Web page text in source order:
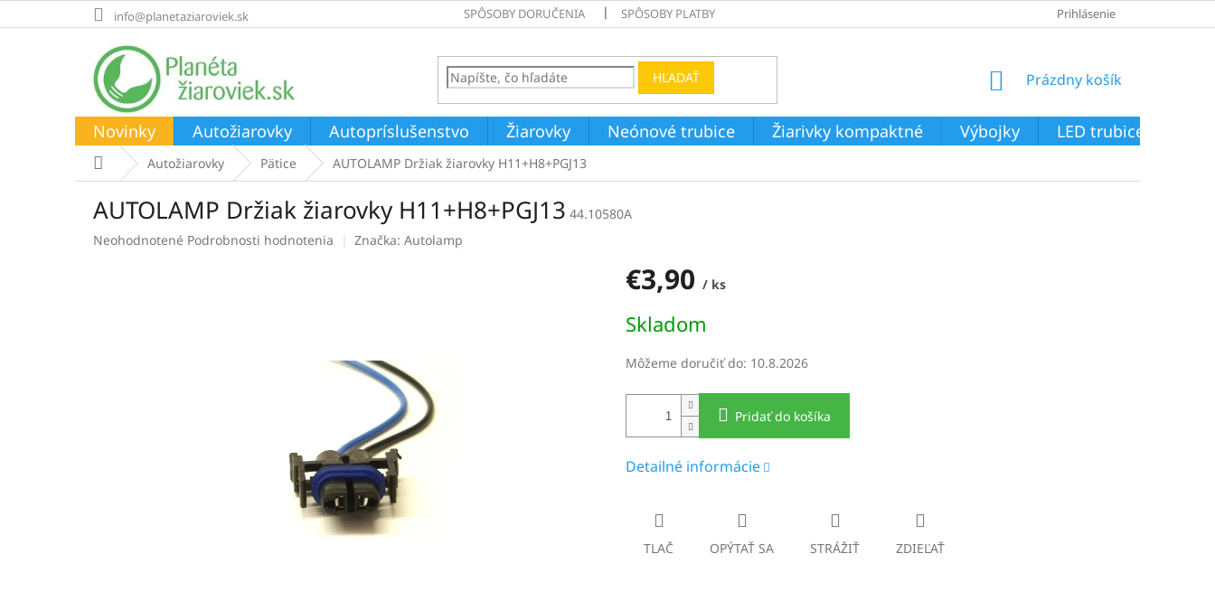
na
info@planetaziaroviek.sk SPÔSOBY DORUČENIA SPÔSOBY PLATBY Prihlásenie
HĽADAŤ
NÁKUPNÝ
Prázdny košík
Novinky Autožiarovky Autopríslušenstvo Žiarovky Neónové trubice Žiarivky kompaktné Výbojky LED trubice
DomovAutožiarovky Pätice AUTOLAMP Držiak žiarovky H11+H8+PGJ13
AUTOLAMP Držiak žiarovky H11+H8+PGJ13 44.10580A
Priemerné
Neohodnotené Podrobnosti hodnotenia Značka: Autolamp
€3,90 / ks
cena:
Skladom
Môžeme doručiť do: 10.8.2026
Pridať do košíka
Detailné informácie
TLAČ OPÝTAŤ SA STRÁŽIŤ ZDIEĽAŤ